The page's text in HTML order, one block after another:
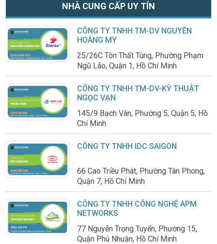
NHÀ CUNG CẤP UY TÍN
CÔNG TY TNHH TM-DV NGUYỄN
HOÀNG MY
25/26C Tôn Thất Tùng, Phường Phạm
Ngũ Lão, Quận 1, Hồ Chí Minh
CÔNG TY TNHH TM-DV-KỸ THUẬT
NGỌC VẠN
145/9 Bạch Vân, Phường 5, Quận 5, Hồ
Chí Minh
CÔNG TY TNHH IDC SAIGON
66 Cao Triều Phát, Phường Tân Phong,
Quận 7, Hồ Chí Minh
CÔNG TY TNHH CÔNG NGHỆ APM
NETWORKS
77 Nguyễn Trọng Tuyển, Phường 15,
Quận Phú Nhuận, Hồ Chí Minh